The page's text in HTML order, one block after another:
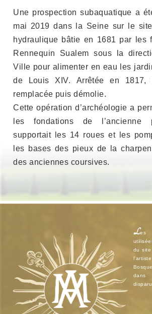
Une prospection subaquatique a
mai 2019 dans la Seine sur le
hydraulique bâtie en 1681 par les
Rennequin Sualem sous la
Ville pour alimenter en eau les
de Louis XIV. Arrêtée en 1817,
remplacée puis démolie.
Cette opération d’archéologie a
les fondations de l’ancienne
supportait les 14 roues et les
les bases des pieux de la
des anciennes coursives.
Les
du
dans